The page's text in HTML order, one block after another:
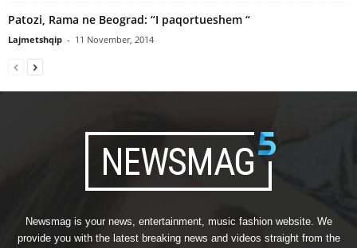
Patozi, Rama ne Beograd: “I paqortueshem “
Lajmetshqip - 11 November, 2014
Newsmag is your news, entertainment, music fashion website. We
provide you with the latest breaking news and videos straight from the